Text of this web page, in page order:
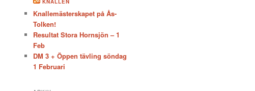
KNALLEN
Knallemästerskapet på Ås-
Tolken!
Resultat Stora Hornsjön – 1
Feb
DM 3 + Öppen tävling söndag
1 Februari